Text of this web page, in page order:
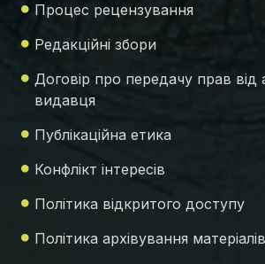
Процес рецензування
Редакційні збори
Договір про передачу прав від
видавця
Публікаційна етика
Конфлікт інтересів
Політика відкритого доступу
Політика архівування матеріалів